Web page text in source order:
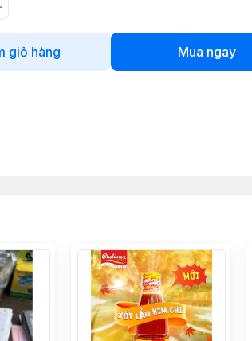
giỏ hàng Mua ngay